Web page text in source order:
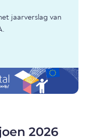
jaarverslag van
2026